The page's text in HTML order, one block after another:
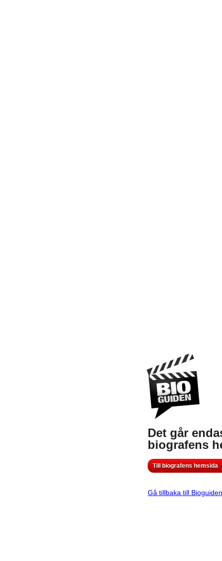
Det går
biografens
Till biografens hemsida
Gå tillbaka till Bioguiden